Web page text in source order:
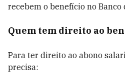
recebem o benefício no Banco
Quem tem direito ao
Para ter direito ao abono
precisa: